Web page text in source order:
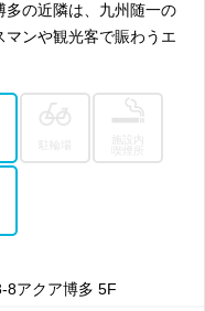
の近隣は、九州随一の
ンや観光客で賑わうエ
喫煙所
8アクア博多 5F